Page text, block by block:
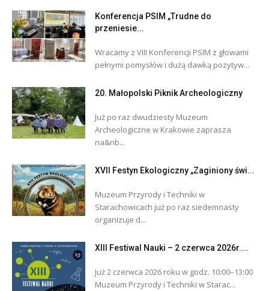
Konferencja PSIM „Trudne do
przeniesie...
Wracamy z VIII Konferencji PSIM z głowami
pełnymi pomysłów i dużą dawką pozytyw...
20. Małopolski Piknik Archeologiczny
Już po raz dwudziesty Muzeum
Archeologiczne w Krakowie zaprasza
na&nb...
XVII Festyn Ekologiczny „Zaginiony świ...
Muzeum Przyrody i Techniki w
Starachowicach już po raz siedemnasty
organizuje d...
XIII Festiwal Nauki – 2 czerwca 2026r....
Już 2 czerwca 2026 roku w godz. 10:00–13:00
Muzeum Przyrody i Techniki w Starac...